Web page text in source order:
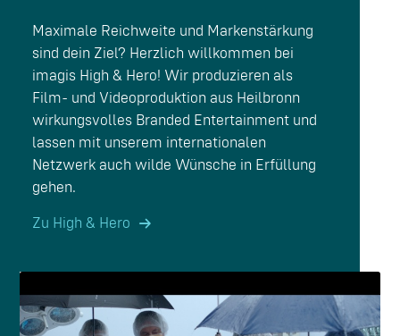
Maximale Reichweite und Markenstärkung
sind dein Ziel? Herzlich willkommen bei
imagis High & Hero! Wir produzieren als
Film- und Videoproduktion aus Heilbronn
wirkungsvolles Branded Entertainment und
lassen mit unserem internationalen
Netzwerk auch wilde Wünsche in Erfüllung
gehen.
Zu High & Hero